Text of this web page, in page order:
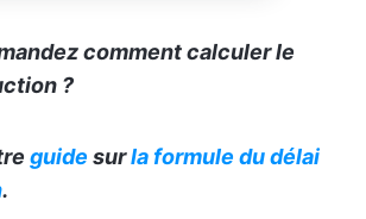
comment calculer le
?
guide surla formule du délai
.